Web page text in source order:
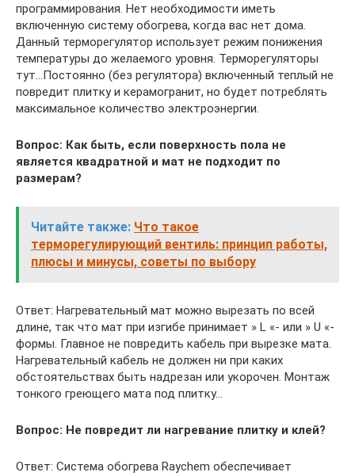
программирования. Нет необходимости иметь
включенную систему обогрева, когда вас нет дома.
Данный терморегулятор использует режим понижения
температуры до желаемого уровня. Терморегуляторы
тут…Постоянно (без регулятора) включенный теплый не
повредит плитку и керамогранит, но будет потреблять
максимальное количество электроэнергии.
Вопрос: Как быть, если поверхность пола не
является квадратной и мат не подходит по
размерам?
Читайте также: Что такое
терморегулирующий вентиль: принцип работы,
плюсы и минусы, советы по выбору
Ответ: Нагревательный мат можно вырезать по всей
длине, так что мат при изгибе принимает » L «- или » U «-
формы. Главное не повредить кабель при вырезке мата.
Нагревательный кабель не должен ни при каких
обстоятельствах быть надрезан или укорочен. Монтаж
тонкого греющего мата под плитку…
Вопрос: Не повредит ли нагревание плитку и клей?
Ответ: Система обогрева Raychem обеспечивает